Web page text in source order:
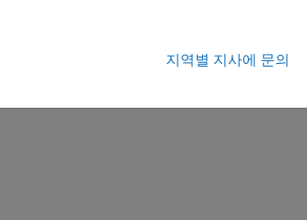
지역별 지사에 문의